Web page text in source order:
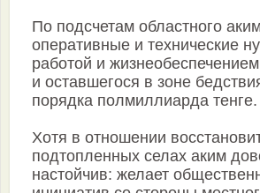
По подсчетам областного
оперативные и технические
работой и
и оставшегося в зоне
порядка полмиллиарда тенге.
Хотя в отношении
подтопленных селах аким
настойчив: желает